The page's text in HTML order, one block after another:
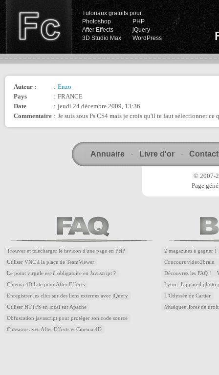
Tutoriaux gratuits pour :
Photoshop
PHP
After Effects
jQuery
3D Studio Max
WordPress
Auteur : : Enzo
Pays
: FRANCE
Date
: jeudi 24 décembre 2009, 13:36
Commentaire : Je suis sous Ps CS4 mais je crois qu'il te faut sélectionner
Annuaire - Livre d'or - Contact
© 2007-
Page
Trouver et télécharger le favicon d'une page en PHP
Utiliser VNC à la place de TeamViewer
Le point virgule est-il obligatoire en Javascript ?
Cinema 4D Lite pour After Effects
Enregistrer les clics sur des liens externes avec jQuery
Utiliser HTTPS en local sur Apache
Obfuscation javascript pour protéger son code source
Cineware avec After Effects et Cinema 4D
2 magazines à gagner !
Concours video2brain
Découvrez les FAQ !
Lytro : l'appareil photo
L'Odyssée de Cartier
Musiques libres de